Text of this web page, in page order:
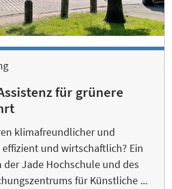
für grünere
klimafreundlicher und
und wirtschaftlich? Ein
der Jade Hochschule und des
für Künstliche ...